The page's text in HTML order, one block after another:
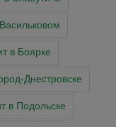
в Боярке
Днестровске
в Подольске